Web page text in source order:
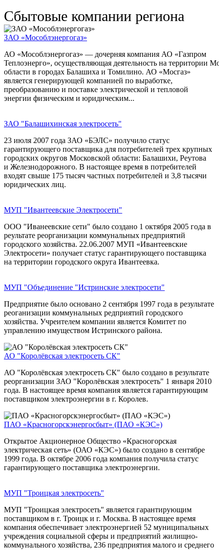
Сбытовые компании региона
ЗАО «Мособлэнергогаз»
АО «Мособлэнергогаз» — дочерняя компания АО «Газпром
Теплоэнерго», осуществляющая деятельность на территории
области в городах Балашиха и Томилино. АО «Мосгаз»
является генерирующей компанией по выработке,
преобразованию и поставке электрической и тепловой
энергии физическим и юридическим...
ЗАО "Балашихинская электросеть"
23 июля 2007 года ЗАО «БЭЛС» получило статус
гарантирующего поставщика для потребителей трех крупных
городских округов Московской области: Балашихи, Реутова
и Железнодорожного. В настоящее время в потребителей
входят свыше 175 тысяч частных потребителей и 3,8 тысячи
юридических лиц.
МУП "Ивантеевские Электросети"
ООО "Иванеевские сети" было создано 1 октября 2005 года в
реультате реорганизации коммунальных предприятий
городского хозяйства. 22.06.2007 МУП «Ивантеевские
Электросети» получает статус гарантирующего поставщика
на территории городского округа Ивантеевка.
МУП "Объединение "Истринские электросети"
Предприятие было основано 2 сентября 1997 года в результате
реоганизации коммунальных редприятий городского
хозяйства. Учреителем компании является Комитет по
управлению имуществом Истринского района.
АО "Королёвская электросеть СК"
АО "Королёвская электросеть СК" было создано в результате
реорганизации ЗАО "Королёвская электросеть" 1 января 2010
года. В настоящее время компания является гарантирующим
поставщиком электроэнергии в г. Королев.
ПАО «Красногорскэнергосбыт» (ПАО «КЭС»)
Открытое Акционерное Общество «Красногорская
электрическая сеть» (ОАО «КЭС») было создано в сентябре
1999 года. В октябре 2006 года компания получила статус
гарантирующего поставщика электроэнергии.
МУП "Троицкая электросеть"
МУП "Троицкая электросеть" является гарантирующим
поставщиком в г. Троицк и г. Москва. В настоящее время
компания обеспечивает электроэнергией 52 муниципальных
учреждения социальной сферы и предприятий жилищно-
коммунального хозяйства, 236 предприятия малого и среднего